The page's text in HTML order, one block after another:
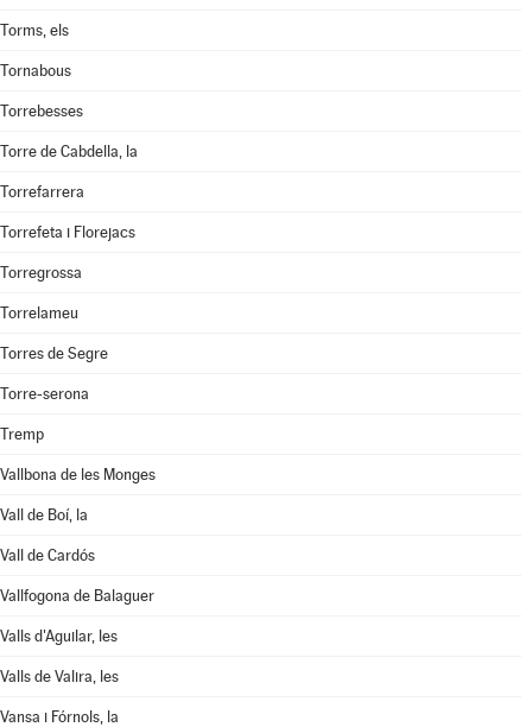
Torms, els
Tornabous
Torrebesses
Torre de Cabdella, la
Torrefarrera
Torrefeta i Florejacs
Torregrossa
Torrelameu
Torres de Segre
Torre-serona
Tremp
Vallbona de les Monges
Vall de Boí, la
Vall de Cardós
Vallfogona de Balaguer
Valls d'Aguilar, les
Valls de Valira, les
Vansa i Fórnols, la